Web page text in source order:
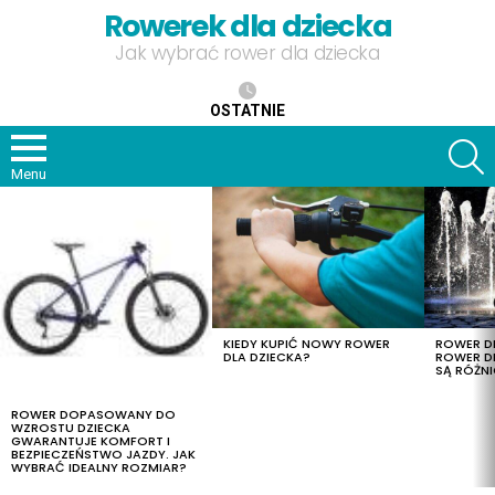
Rowerek dla dziecka
Jak wybrać rower dla dziecka
OSTATNIE
Menu
ROWER DOPASOWANY DO
WZROSTU DZIECKA
GWARANTUJE KOMFORT I
BEZPIECZEŃSTWO JAZDY. JAK
WYBRAĆ IDEALNY ROZMIAR?
KIEDY KUPIĆ NOWY ROWER
DLA DZIECKA?
ROWER
ROWER
SĄ